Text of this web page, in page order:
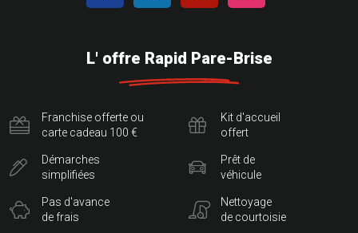
L' offre Rapid Pare-Brise
Franchise offerte ou
carte cadeau 100 €
Démarches
simplifiées
Pas d'avance
de frais
Kit d'accueil
offert
Prêt de
véhicule
Nettoyage
de courtoisie